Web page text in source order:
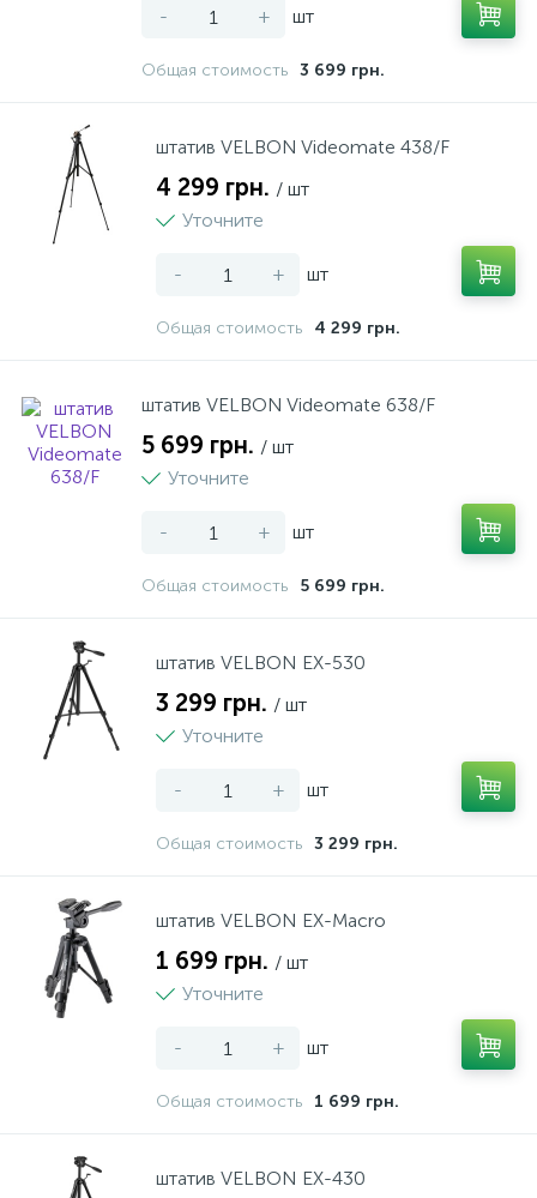
- + шт
Общая стоимость 3 699 грн.
штатив VELBON Videomate 438/F
4 299 грн. / шт
Уточните
- + шт
Общая стоимость 4 299 грн.
штатив VELBON Videomate 638/F
5 699 грн. / шт
Уточните
- + шт
Общая стоимость 5 699 грн.
штатив VELBON EX-530
3 299 грн. / шт
Уточните
- + шт
Общая стоимость 3 299 грн.
штатив VELBON EX-Macro
1 699 грн. / шт
Уточните
- + шт
Общая стоимость 1 699 грн.
штатив VELBON EX-430